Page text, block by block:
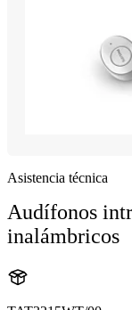
Asistencia técnica
Audífonos
inalámbricos